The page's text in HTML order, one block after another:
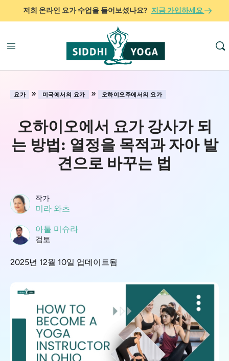
저희 온라인 요가 수업을 들어보셨나요? 지금 가입하세요
요가 » 미국에서의 요가 » 오하이오주에서의 요가
오하이오에서 요가 강사가 되
는 방법: 열정을 목적과 자아 발
견으로 바꾸는 법
작가
미라 와츠
아툴 미슈라
검토
2025년 12월 10일 업데이트됨